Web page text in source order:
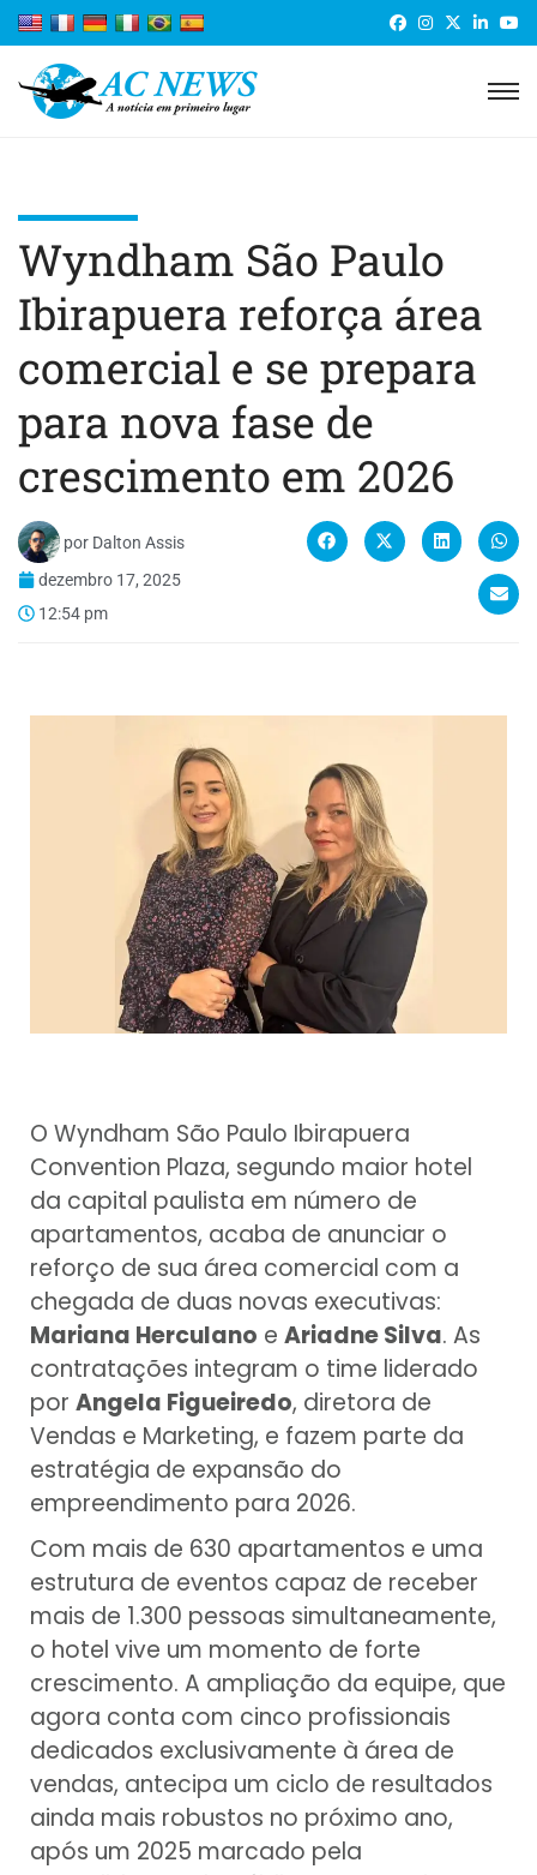
Wyndham São Paulo
Ibirapuera reforça área
comercial e se prepara
para nova fase de
crescimento em 2026
por Dalton Assis
dezembro 17, 2025
12:54 pm
O Wyndham São Paulo Ibirapuera
Convention Plaza, segundo maior hotel
da capital paulista em número de
apartamentos, acaba de anunciar o
reforço de sua área comercial com a
chegada de duas novas executivas:
Mariana Herculano e Ariadne Silva. As
contratações integram o time liderado
por Angela Figueiredo, diretora de
Vendas e Marketing, e fazem parte da
estratégia de expansão do
empreendimento para 2026.
Com mais de 630 apartamentos e uma
estrutura de eventos capaz de receber
mais de 1.300 pessoas simultaneamente,
o hotel vive um momento de forte
crescimento. A ampliação da equipe, que
agora conta com cinco profissionais
dedicados exclusivamente à área de
vendas, antecipa um ciclo de resultados
ainda mais robustos no próximo ano,
após um 2025 marcado pela